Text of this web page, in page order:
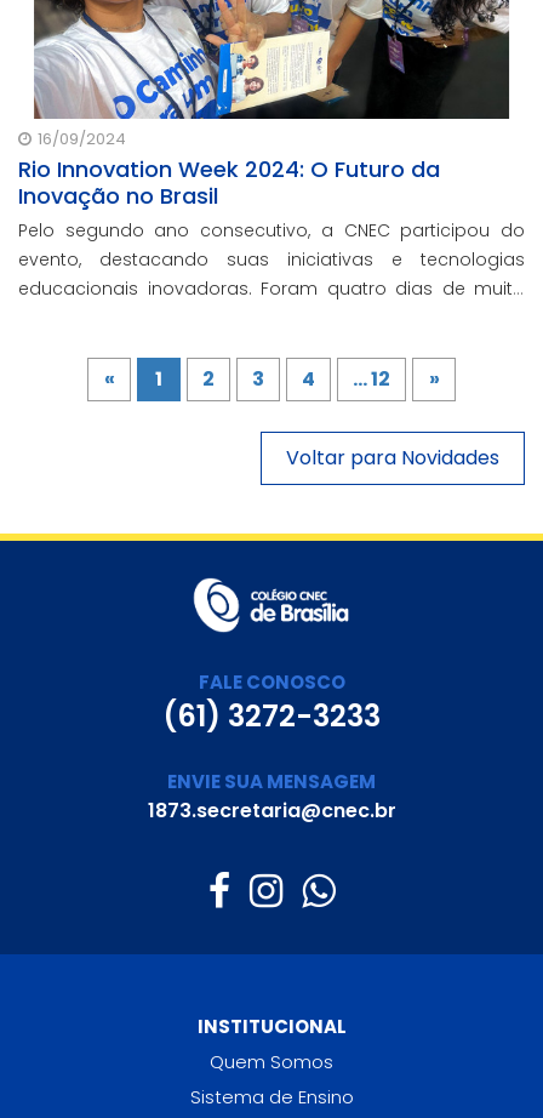
16/09/2024
Rio Innovation Week 2024: O Futuro da
Inovação no Brasil
Pelo segundo ano consecutivo, a CNEC participou do
evento, destacando suas iniciativas e tecnologias
educacionais inovadoras. Foram quatro dias de muito
« 1 2 3 4 ... 12 »
Voltar para Novidades
FALE CONOSCO
(61) 3272-3233
ENVIE SUA MENSAGEM
1873.secretaria@cnec.br
INSTITUCIONAL
Quem Somos
Sistema de Ensino